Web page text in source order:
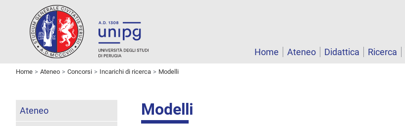
Home
Ateneo Didattica Ricerca
Home Ateneo Concorsi Incarichi di ricerca Modelli
Modelli
Ateneo